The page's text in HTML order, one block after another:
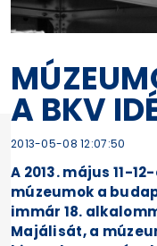
A BKV
2013-05-08 12:07:50
A 2013. május 11-
múzeumok a
immár 18.
Majálisát, a